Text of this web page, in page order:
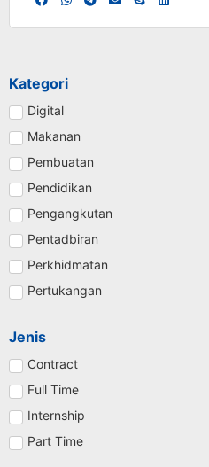
Kategori
Digital
Makanan
Pembuatan
Pendidikan
Pengangkutan
Pentadbiran
Perkhidmatan
Pertukangan
Jenis
Contract
Full Time
Internship
Part Time